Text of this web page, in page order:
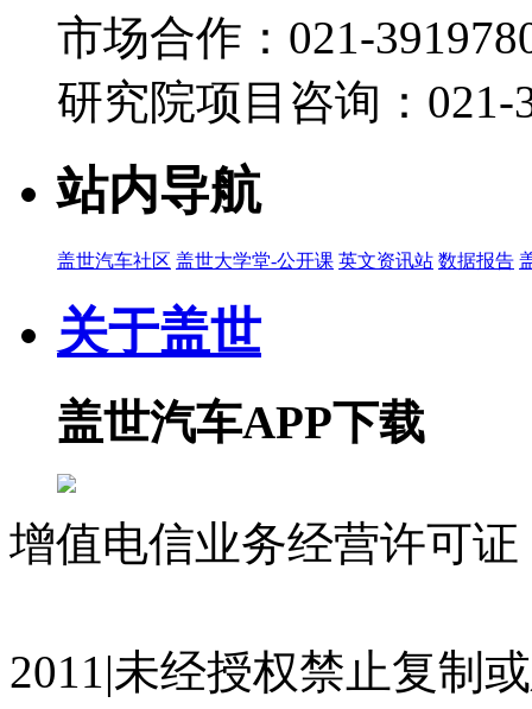
市场合作：021-
研究院项目咨询：021-
站内导航
盖世汽车社区 盖世大学堂-公开课 英文资讯站 数据报告
关于盖世
盖世汽车APP下载
增值电信业务经营许可
2011|未经授权禁止复制